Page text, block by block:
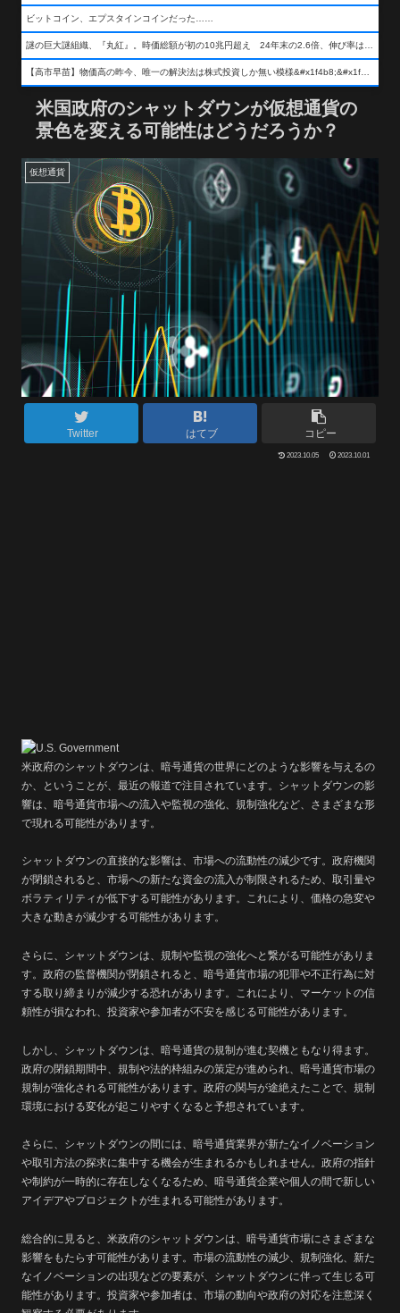
ビットコイン、エプスタインコインだった……
謎の巨大謎組織、『丸紅』。時価総額が初の10兆円超え 24年末の2.6倍、伸び率は謎組織首位
【高市早苗】物価高の昨今、唯一の解決法は株式投資しか無い模様&#x1f4b8;&#x1f4b8;&#x1f4b8;
米国政府のシャットダウンが仮想通貨の
景色を変える可能性はどうだろうか？
仮想通貨
Twitter はてブ コピー
2023.10.05 2023.10.01
米政府のシャットダウンは、暗号通貨の世界にどのような影響を与えるの
か、ということが、最近の報道で注目されています。シャットダウンの影
響は、暗号通貨市場への流入や監視の強化、規制強化など、さまざまな形
で現れる可能性があります。
シャットダウンの直接的な影響は、市場への流動性の減少です。政府機関
が閉鎖されると、市場への新たな資金の流入が制限されるため、取引量や
ボラティリティが低下する可能性があります。これにより、価格の急変や
大きな動きが減少する可能性があります。
さらに、シャットダウンは、規制や監視の強化へと繋がる可能性がありま
す。政府の監督機関が閉鎖されると、暗号通貨市場の犯罪や不正行為に対
する取り締まりが減少する恐れがあります。これにより、マーケットの信
頼性が損なわれ、投資家や参加者が不安を感じる可能性があります。
しかし、シャットダウンは、暗号通貨の規制が進む契機ともなり得ます。
政府の閉鎖期間中、規制や法的枠組みの策定が進められ、暗号通貨市場の
規制が強化される可能性があります。政府の関与が途絶えたことで、規制
環境における変化が起こりやすくなると予想されています。
さらに、シャットダウンの間には、暗号通貨業界が新たなイノベーション
や取引方法の探求に集中する機会が生まれるかもしれません。政府の指針
や制約が一時的に存在しなくなるため、暗号通貨企業や個人の間で新しい
アイデアやプロジェクトが生まれる可能性があります。
総合的に見ると、米政府のシャットダウンは、暗号通貨市場にさまざまな
影響をもたらす可能性があります。市場の流動性の減少、規制強化、新た
なイノベーションの出現などの要素が、シャットダウンに伴って生じる可
能性があります。投資家や参加者は、市場の動向や政府の対応を注意深く